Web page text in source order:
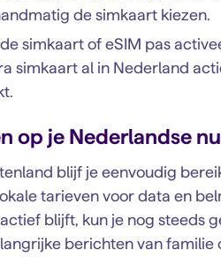
de simkaart kiezen.
simkaart of eSIM pas
simkaart al in Nederland
op je Nederlandse
blijf je eenvoudig
tarieven voor data en
blijft, kun je nog steeds
berichten van